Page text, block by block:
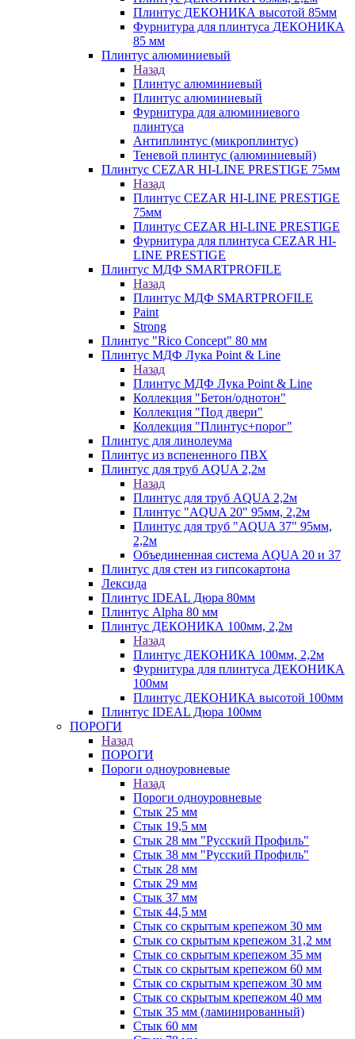
Плинтус ДЕКОНИКА высотой 85мм
Фурнитура для плинтуса ДЕКОНИКА
85 мм
Плинтус алюминиевый
Назад
Плинтус алюминиевый
Плинтус алюминиевый
Фурнитура для алюминиевого
плинтуса
Антиплинтус (микроплинтус)
Теневой плинтус (алюминиевый)
Плинтус CEZAR HI-LINE PRESTIGE 75мм
Назад
Плинтус CEZAR HI-LINE PRESTIGE
75мм
Плинтус CEZAR HI-LINE PRESTIGE
Фурнитура для плинтуса CEZAR HI-
LINE PRESTIGE
Плинтус МДФ SMARTPROFILE
Назад
Плинтус МДФ SMARTPROFILE
Paint
Strong
Плинтус "Rico Concept" 80 мм
Плинтус МДФ Лука Point & Line
Назад
Плинтус МДФ Лука Point & Line
Коллекция "Бетон/однотон"
Коллекция "Под двери"
Коллекция "Плинтус+порог"
Плинтус для линолеума
Плинтус из вспененного ПВХ
Плинтус для труб AQUA 2,2м
Назад
Плинтус для труб AQUA 2,2м
Плинтус "AQUA 20" 95мм, 2,2м
Плинтус для труб "AQUA 37" 95мм,
2,2м
Объединенная система AQUA 20 и 37
Плинтус для стен из гипсокартона
Лексида
Плинтус IDEAL Дюра 80мм
Плинтус Alpha 80 мм
Плинтус ДЕКОНИКА 100мм, 2,2м
Назад
Плинтус ДЕКОНИКА 100мм, 2,2м
Фурнитура для плинтуса ДЕКОНИКА
100мм
Плинтус ДЕКОНИКА высотой 100мм
Плинтус IDEAL Дюра 100мм
ПОРОГИ
Назад
ПОРОГИ
Пороги одноуровневые
Назад
Пороги одноуровневые
Стык 25 мм
Стык 19,5 мм
Стык 28 мм "Русский Профиль"
Стык 38 мм "Русский Профиль"
Стык 28 мм
Стык 29 мм
Стык 37 мм
Стык 44,5 мм
Стык со скрытым крепежом 30 мм
Стык со скрытым крепежом 31,2 мм
Стык со скрытым крепежом 35 мм
Стык со скрытым крепежом 60 мм
Стык со скрытым крепежом 30 мм
Стык со скрытым крепежом 40 мм
Стык 35 мм (ламинированный)
Стык 60 мм